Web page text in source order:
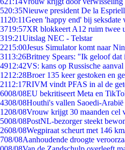
520:35Nieuwe president De la
11 20:11Geen 'happy end' bij
3719:57XR blokkeert A12 ruim twee
319:21Uitslag NEC - Telstar
2215:00Jesus Simulator komt naar
3113:26Britney Spears: "Ik geloof dat
4912:42VS: kans op Russische
1212:28Broer 135 keer gestoken en
2112:17RIVM vindt PFAS in al de
6008/08EU bekritiseert Meta en
4308/08Houthi's vallen Saoedi-Arabië
1208/08Vrouw krijgt 30 maanden cel
5008/08PostNL-bezorger steekt
2608/08Wegpiraat scheurt met 146
708/08Aanhoudende droogte